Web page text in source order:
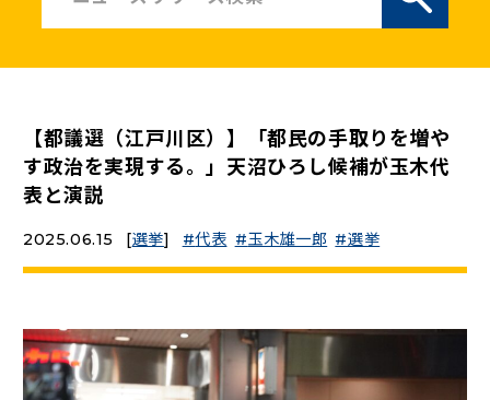
参加・サポート
（新しいタブで開く）
国民民主党学生部
二次創作ガイドライン（新しいタブで開く）
【都議選（江戸川区）】「都民の手取りを増や
す政治を実現する。」天沼ひろし候補が玉木代
表と演説
2025.06.15 [選挙] 代表 玉木雄一郎 選挙